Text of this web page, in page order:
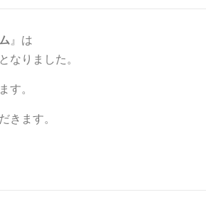
』は
なりました。
す。
きます。